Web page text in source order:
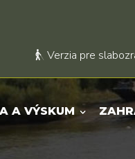
Verzia pre
A VÝSKUM